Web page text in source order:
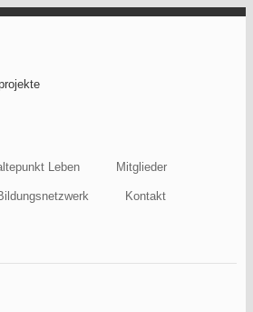
Leben Mitglieder
Kontakt